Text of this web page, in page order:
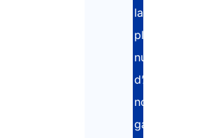
la
plateforme
numérique
d’A&P,
nous
garantissons